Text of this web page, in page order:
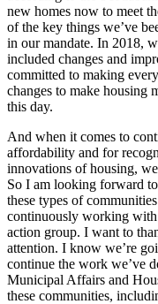
new homes now to meet
of the key things we’ve
in our mandate. In 2018,
included changes and
committed to making
changes to make housing
this day.
And when it comes to
affordability and for
innovations of housing,
So I am looking forward
these types of
continuously working with
action group. I want to
attention. I know we’re
continue the work we’ve
Municipal Affairs and
these communities,